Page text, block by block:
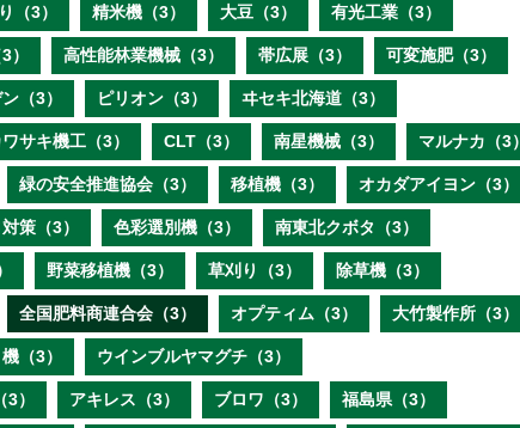
（3） 精米機（3） 大豆（3） 有光工業（3）
） 高性能林業機械（3） 帯広展（3） 可変施肥（3）
（3） ピリオン（3） ヰセキ北海道（3）
サキ機工（3） CLT（3） 南星機械（3） マルナカ（3）
緑の安全推進協会（3） 移植機（3） オカダアイヨン（3）
策（3） 色彩選別機（3） 南東北クボタ（3）
野菜移植機（3） 草刈り（3） 除草機（3）
全国肥料商連合会（3） オプティム（3） 大竹製作所（3）
（3） ウインブルヤマグチ（3）
） アキレス（3） ブロワ（3） 福島県（3）